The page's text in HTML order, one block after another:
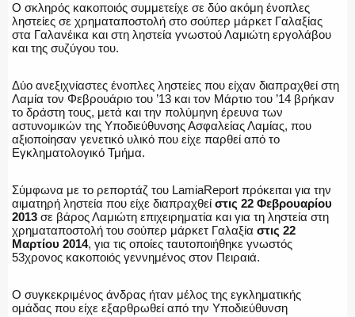
ΕΝΟΠΛΕΣ ΔΥΝΑΜΕΙΣ
ΕΚΑΒ
ΑΣΤΥΝΟΜΙΚΟ ΡΕΠΟΡΤΑΖ
Η ΦΩΝΗ ΣΟΥ
Ο σκληρός κακοποιός συμμετείχε σε δύο ακόμη ένοπλες
ληστείες σε χρηματαποστολή στο σούπερ μάρκετ Γαλαξίας
στα Γαλανέικα και στη ληστεία γνωστού Λαμιώτη εργολάβου
και της συζύγου του.
Δύο ανεξιχνίαστες ένοπλες ληστείες που είχαν διαπραχθεί στη
Λαμία τον Φεβρουάριο του ’13 και τον Μάρτιο του ’14 βρήκαν
το δράστη τους, μετά και την πολύμηνη έρευνα των
αστυνομικών της Υποδιεύθυνσης Ασφαλείας Λαμίας, που
αξιοποίησαν γενετικό υλικό που είχε παρθεί από το
Εγκληματολογικό Τμήμα.
Σύμφωνα με το ρεπορτάζ του LamiaReport πρόκειται για την
αιματηρή ληστεία που είχε διαπραχθεί στις 22 Φεβρουαρίου
2013 σε βάρος Λαμιώτη επιχειρηματία και για τη ληστεία στη
χρηματαποστολή του σούπερ μάρκετ Γαλαξία στις 22
Μαρτίου 2014, για τις οποίες ταυτοποιήθηκε γνωστός
53χρονος κακοποιός γεννημένος στον Πειραιά.
Ο συγκεκριμένος άνδρας ήταν μέλος της εγκληματικής
ομάδας που είχε εξαρθρωθεί από την Υποδιεύθυνση